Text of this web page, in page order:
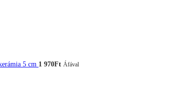
5 cm 1 970Ft Áfával